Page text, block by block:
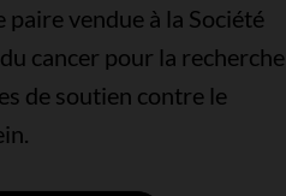
paire vendue à la Société
cancer pour la recherche
de soutien contre le